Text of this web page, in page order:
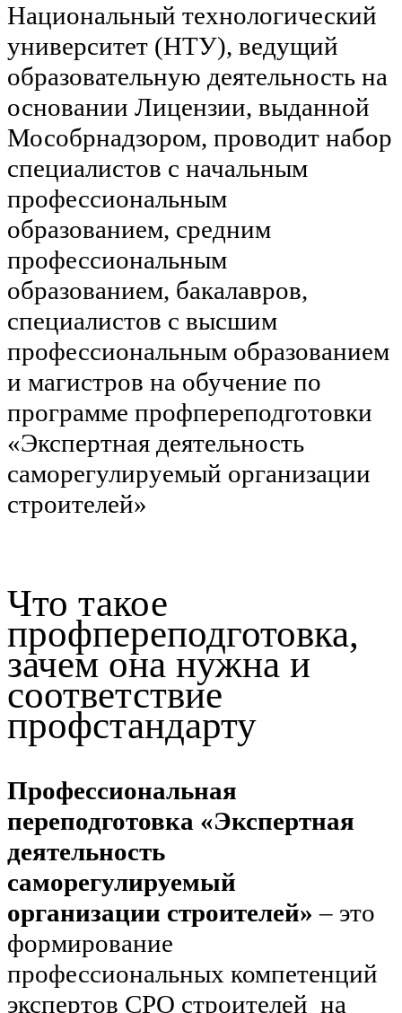
Национальный технологический
университет (НТУ), ведущий
образовательную деятельность на
основании Лицензии, выданной
Мособрнадзором, проводит набор
специалистов с начальным
профессиональным
образованием, средним
профессиональным
образованием, бакалавров,
специалистов с высшим
профессиональным образованием
и магистров на обучение по
программе профпереподготовки
«Экспертная деятельность
саморегулируемый организации
строителей»
Что такое
профпереподготовка,
зачем она нужна и
соответствие
профстандарту
Профессиональная
переподготовка «Экспертная
деятельность
саморегулируемый
организации строителей»– это
формирование
профессиональных компетенций
экспертов СРО строителей на